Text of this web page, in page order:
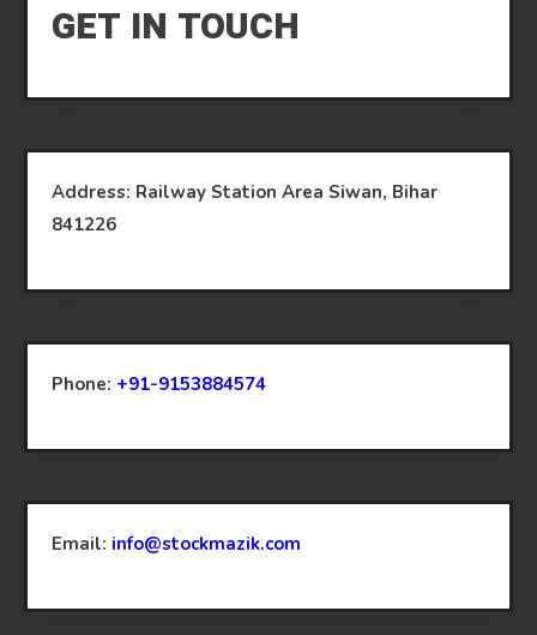
GET IN TOUCH
Address: Railway Station Area Siwan, Bihar
841226
Phone: +91-9153884574
Email: info@stockmazik.com